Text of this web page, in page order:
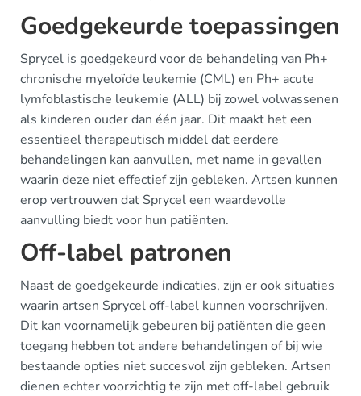
Goedgekeurde toepassingen
Sprycel is goedgekeurd voor de behandeling van Ph+
chronische myeloïde leukemie (CML) en Ph+ acute
lymfoblastische leukemie (ALL) bij zowel volwassenen
als kinderen ouder dan één jaar. Dit maakt het een
essentieel therapeutisch middel dat eerdere
behandelingen kan aanvullen, met name in gevallen
waarin deze niet effectief zijn gebleken. Artsen kunnen
erop vertrouwen dat Sprycel een waardevolle
aanvulling biedt voor hun patiënten.
Off-label patronen
Naast de goedgekeurde indicaties, zijn er ook situaties
waarin artsen Sprycel off-label kunnen voorschrijven.
Dit kan voornamelijk gebeuren bij patiënten die geen
toegang hebben tot andere behandelingen of bij wie
bestaande opties niet succesvol zijn gebleken. Artsen
dienen echter voorzichtig te zijn met off-label gebruik